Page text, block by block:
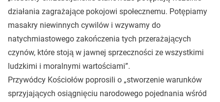
działania zagrażające pokojowi społecznemu. Potępiamy
masakry niewinnych cywilów i wzywamy do
natychmiastowego zakończenia tych przerażających
czynów, które stoją w jawnej sprzeczności ze wszystkimi
ludzkimi i moralnymi wartościami”.
Przywódcy Kościołów poprosili o „stworzenie warunków
sprzyjających osiągnięciu narodowego pojednania wśród